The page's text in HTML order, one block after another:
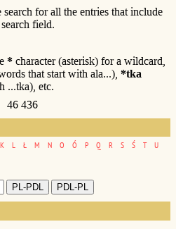
search for all the entries that include
field.
* character (asterisk) for a wildcard,
that start with ala...), *tka
...tka), etc.
46 436
K L Ł M N O Ó P Q R S Ś T
U